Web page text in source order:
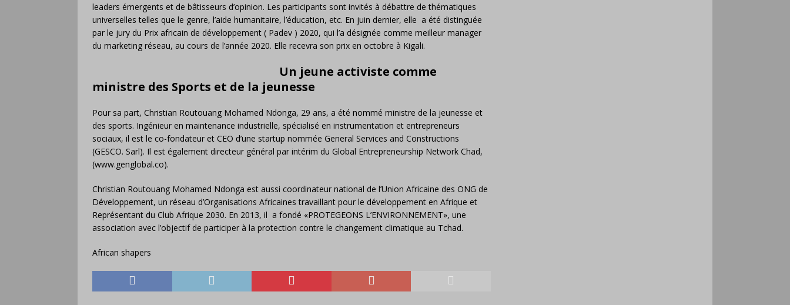
leaders émergents et de bâtisseurs d’opinion. Les participants sont invités à débattre de thématiques
universelles telles que le genre, l’aide humanitaire, l’éducation, etc. En juin dernier, elle a été distinguée
par le jury du Prix africain de développement ( Padev ) 2020, qui l’a désignée comme meilleur manager
du marketing réseau, au cours de l’année 2020. Elle recevra son prix en octobre à Kigali.
Un jeune activiste comme
ministre des Sports et de la jeunesse
Pour sa part, Christian Routouang Mohamed Ndonga, 29 ans, a été nommé ministre de la jeunesse et
des sports. Ingénieur en maintenance industrielle, spécialisé en instrumentation et entrepreneurs
sociaux, il est le co-fondateur et CEO d’une startup nommée General Services and Constructions
(GESCO. Sarl). Il est également directeur général par intérim du Global Entrepreneurship Network Chad,
(www.genglobal.co).
Christian Routouang Mohamed Ndonga est aussi coordinateur national de l’Union Africaine des ONG de
Développement, un réseau d’Organisations Africaines travaillant pour le développement en Afrique et
Représentant du Club Afrique 2030. En 2013, il a fondé «PROTEGEONS L’ENVIRONNEMENT», une
association avec l’objectif de participer à la protection contre le changement climatique au Tchad.
African shapers